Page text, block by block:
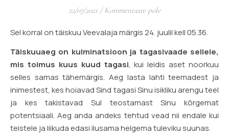
22/07/2021 / Kommentaare pole
Sel korral on täiskuu Veevalaja märgis 24. juulil kell 05.36.
Täiskuuaeg on kulminatsioon ja tagasivaade sellele,
mis toimus kuus kuud tagasi, kui leidis aset noorkuu
selles samas tähemärgis. Aeg lasta lahti teemadest ja
inimestest, kes hoiavad Sind tagasi Sinu isikliku arengu teel
ja kes takistavad Sul teostamast Sinu kõrgemat
potentsiaali. Aeg anda andeks tehtud vead nii endale kui
teistele ja liikuda edasi ilusama helgema tuleviku suunas.